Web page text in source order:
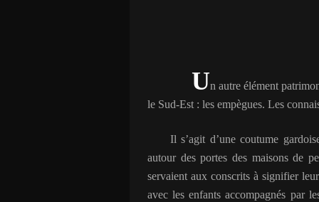
Un autre élément
le Sud-Est : les empègues. Les
Il s’agit d’une coutume
autour des portes des maisons de
servaient aux conscrits à signifier
avec les enfants accompagnés par